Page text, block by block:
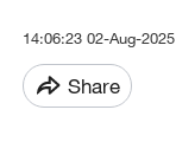
14:06:23 02-Aug-2025
Share